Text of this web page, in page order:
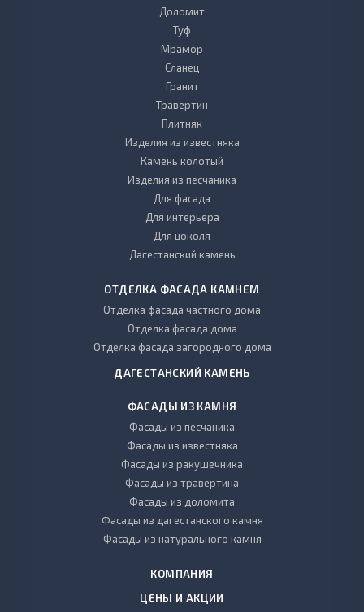
Доломит
Туф
Мрамор
Сланец
Гранит
Травертин
Плитняк
Изделия из известняка
Камень колотый
Изделия из песчаника
Для фасада
Для интерьера
Для цоколя
Дагестанский камень
ОТДЕЛКА ФАСАДА КАМНЕМ
Отделка фасада частного дома
Отделка фасада дома
Отделка фасада загородного дома
ДАГЕСТАНСКИЙ КАМЕНЬ
ФАСАДЫ ИЗ КАМНЯ
Фасады из песчаника
Фасады из известняка
Фасады из ракушечника
Фасады из травертина
Фасады из доломита
Фасады из дагестанского камня
Фасады из натурального камня
КОМПАНИЯ
ЦЕНЫ И АКЦИИ